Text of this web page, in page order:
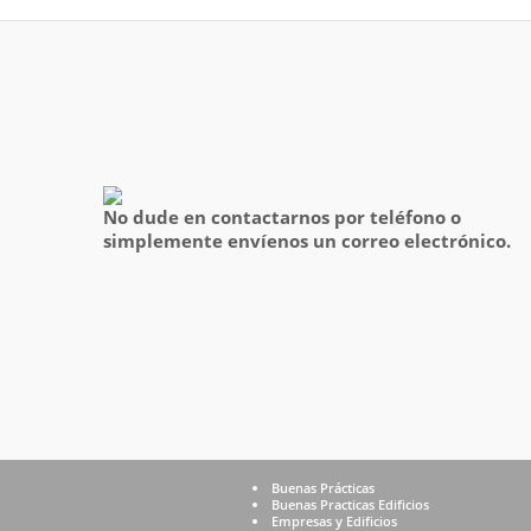
No dude en contactarnos por teléfono o
simplemente envíenos un correo electrónico.
Buenas Prácticas
Buenas Practicas Edificios
Empresas y Edificios